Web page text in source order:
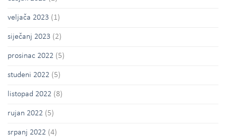
veljača 2023 (1)
siječanj 2023 (2)
prosinac 2022 (5)
studeni 2022 (5)
listopad 2022 (8)
rujan 2022 (5)
srpanj 2022 (4)